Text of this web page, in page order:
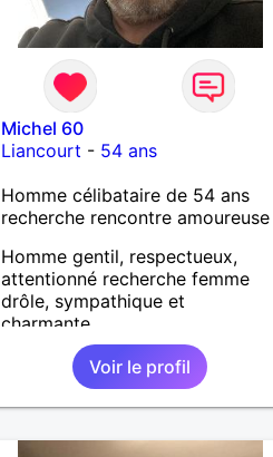
Michel 60
Liancourt - 54 ans
Homme célibataire de 54 ans
recherche rencontre amoureuse
Homme gentil, respectueux,
attentionné recherche femme
drôle, sympathique et
charmante
Voir le profil